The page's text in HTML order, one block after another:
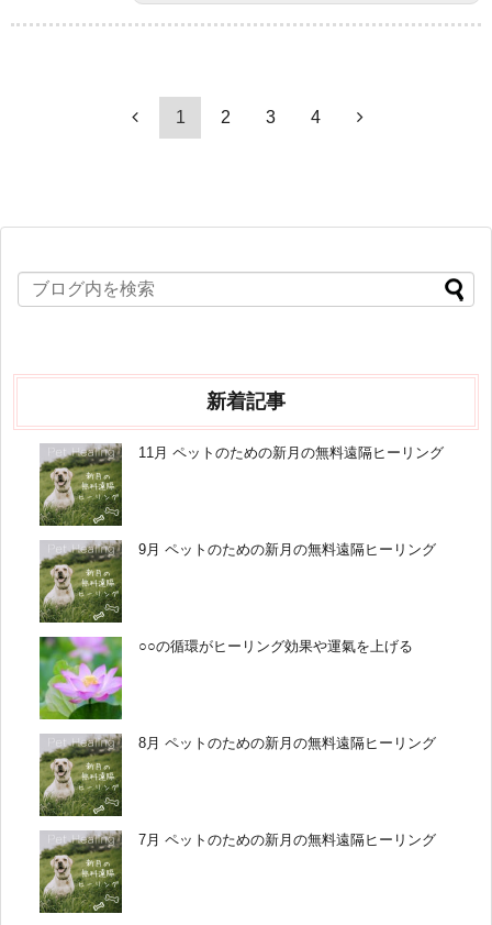
1 2 3 4
新着記事
11月 ペットのための新月の無料遠隔ヒーリング
9月 ペットのための新月の無料遠隔ヒーリング
○○の循環がヒーリング効果や運氣を上げる
8月 ペットのための新月の無料遠隔ヒーリング
7月 ペットのための新月の無料遠隔ヒーリング